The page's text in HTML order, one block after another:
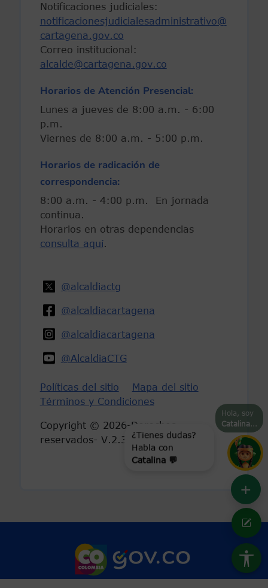
+
Hola, soy
Catalina...
¿Tienes dudas?
Habla con
Catalina 💬
Notificaciones judiciales:
notificacionesjudicialesadministrativo@
cartagena.gov.co
Correo institucional:
alcalde@cartagena.gov.co
Horarios de Atención Presencial:
Lunes a jueves de 8:00 a.m. - 6:00
p.m.
Viernes de 8:00 a.m. - 5:00 p.m.
Horarios de radicación de
correspondencia:
8:00 a.m. - 4:00 p.m. En jornada
continua.
Horarios en otras dependencias
consulta aquí.
@alcaldiactg
@alcaldiacartagena
@alcaldiacartagena
@AlcaldiaCTG
Políticas del sitio
Mapa del sitio
Términos y Condiciones
Copyright © 2026-Derechos
reservados- V.2.3
Marca Colombia
Logo Gobierno